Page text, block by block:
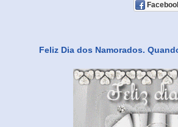
Feliz Dia dos Namorados.